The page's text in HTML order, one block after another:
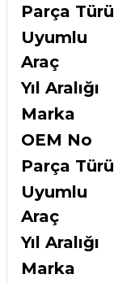
Parça Türü
Uyumlu
Araç
Yıl Aralığı
Marka
OEM No
Parça Türü
Uyumlu
Araç
Yıl Aralığı
Marka